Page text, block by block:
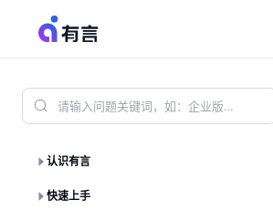
认识有言
快速上手